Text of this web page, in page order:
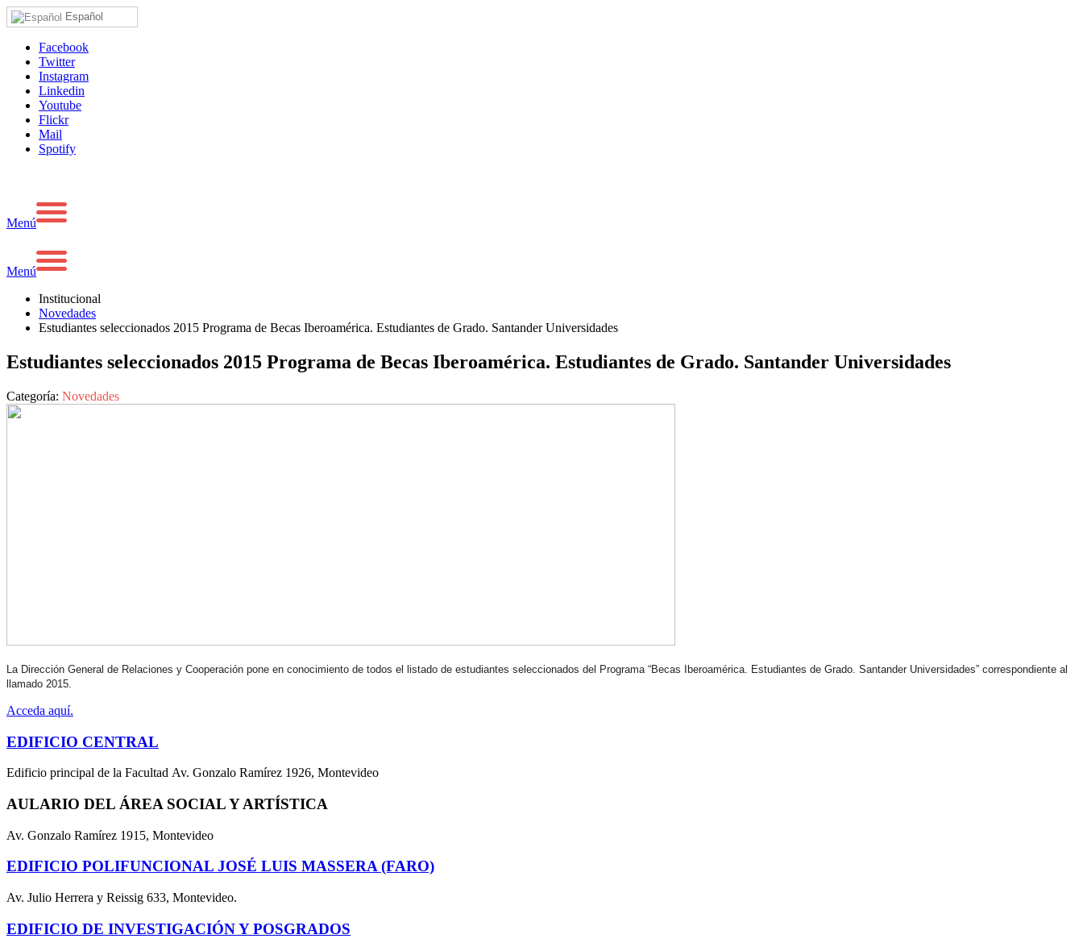
Español
Facebook
Twitter
Instagram
Linkedin
Youtube
Flickr
Mail
Spotify
Menú
Menú
Institucional
Novedades
Estudiantes seleccionados 2015 Programa de Becas Iberoamérica. Estudiantes de Grado. Santander Universidades
Estudiantes seleccionados 2015 Programa de Becas Iberoamérica. Estudiantes de Grado. Santander Universidades
Categoría: Novedades
La Dirección General de Relaciones y Cooperación pone en conocimiento de todos el listado de estudiantes seleccionados del Programa “Becas Iberoamérica. Estudiantes de Grado. Santander Universidades” correspondiente al
llamado 2015.
Acceda aquí.
EDIFICIO CENTRAL
Edificio principal de la Facultad Av. Gonzalo Ramírez 1926, Montevideo
AULARIO DEL ÁREA SOCIAL Y ARTÍSTICA
Av. Gonzalo Ramírez 1915, Montevideo
EDIFICIO POLIFUNCIONAL JOSÉ LUIS MASSERA (FARO)
Av. Julio Herrera y Reissig 633, Montevideo.
EDIFICIO DE INVESTIGACIÓN Y POSGRADOS